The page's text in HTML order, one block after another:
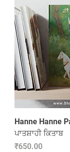
Hanne Hanne
ਪਾਤਸ਼ਾਹੀ ਕਿਤਾਬ
Price
₹650.00